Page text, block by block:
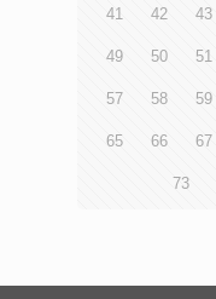
41 42 43
49 50 51
57 58 59
65 66 67
73